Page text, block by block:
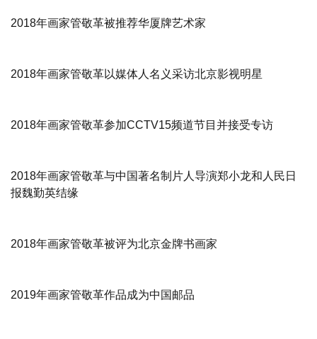
2018年画家管敬革被推荐华厦牌艺术家
2018年画家管敬革以媒体人名义采访北京影视明星
2018年画家管敬革参加CCTV15频道节目并接受专访
2018年画家管敬革与中国著名制片人导演郑小龙和人民日
报魏勤英结缘
2018年画家管敬革被评为北京金牌书画家
2019年画家管敬革作品成为中国邮品